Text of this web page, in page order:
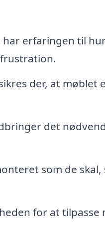
har erfaringen til
der, at møblet
det
som de
for at tilpasse